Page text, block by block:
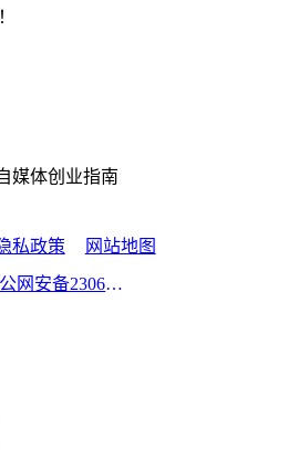
媒体创业指南
私政策
网站地图
黑公网安备23060302000213号